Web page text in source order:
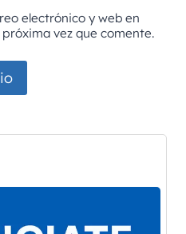
electrónico y web en
vez que comente.